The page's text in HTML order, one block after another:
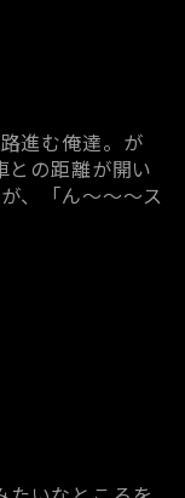
進む俺達。が
との距離が開い
、「ん～～～ス